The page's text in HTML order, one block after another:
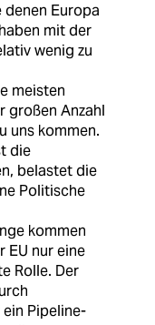
Europa
mit der
wenig zu
meisten
großen Anzahl
uns kommen.
die
belastet die
Politische
kommen
EU nur eine
Rolle. Der
Pipeline-